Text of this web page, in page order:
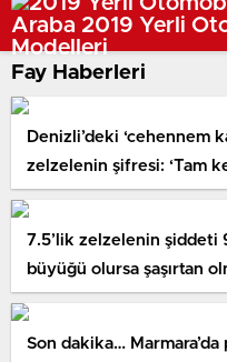
Fay Haberleri
Denizli’deki ‘cehennem
zelzelenin şifresi: ‘Tam
7.5’lik zelzelenin şiddeti
büyüğü olursa şaşırtan
Son dakika…